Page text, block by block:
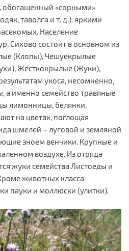
обогащенный «сорными»
таволга и т. д.). яркими
Население
Сихово состоит в основном из
(Клопы), Чешуекрылые
Жесткокрылые (Жуки),
укоса, несомненно,
а именно семейство травяные
лимонницы, белянки,
на цветах, поглощая
шмелей – луговой и земляной
зноем венчики. Крупные и
воздухе. Из отряда
жуки семейства Листоеды и
животных класса
пауки и моллюски (улитки).